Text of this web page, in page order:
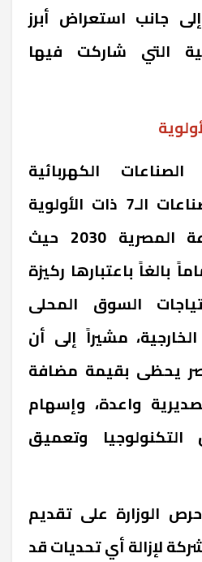
جانب استعراض أبرز
التي شاركت فيها
الكهربائية
والهندسية من الصناعات الـ7 ذات الأولوية
باستراتيجية الصناعة المصرية 2030 حيث
بالغاً باعتبارها ركيزة
السوق المحلى
مشيراً إلى أن
يحظى بقيمة مضافة
واعدة، وإسهام
وتعميق
الوزارة على تقديم
لإزالة أي تحديات قد